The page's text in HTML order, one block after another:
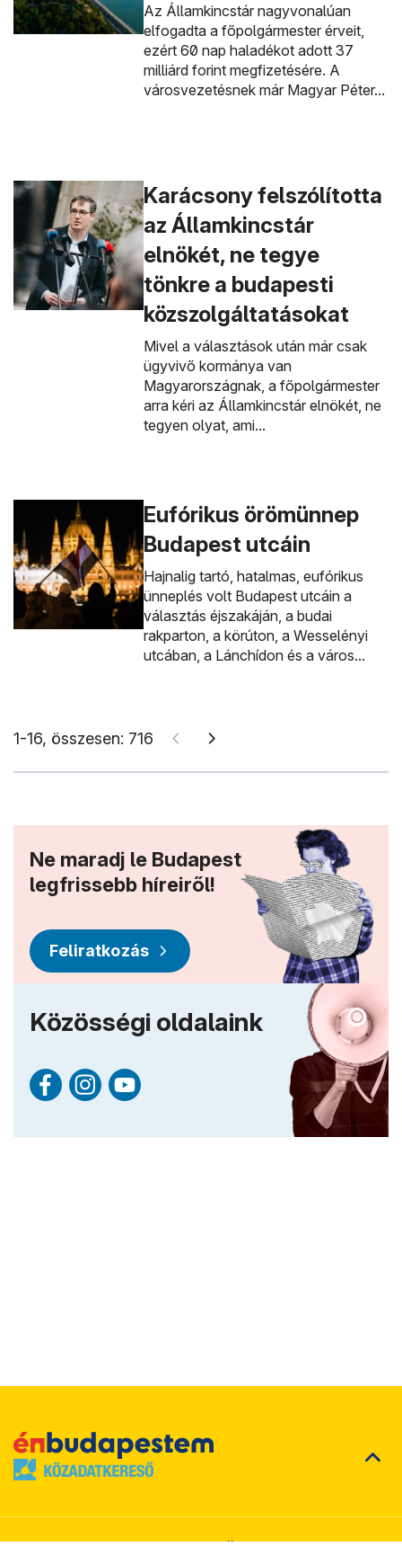
Az Államkincstár nagyvonalúan
elfogadta a főpolgármester érveit,
ezért 60 nap haladékot adott 37
milliárd forint megfizetésére. A
városvezetésnek már Magyar Péter...
Karácsony felszólította
az Államkincstár
elnökét, ne tegye
tönkre a budapesti
közszolgáltatásokat
Mivel a választások után már csak
ügyvivő kormánya van
Magyarországnak, a főpolgármester
arra kéri az Államkincstár elnökét, ne
tegyen olyat, ami...
Eufórikus örömünnep
Budapest utcáin
Hajnalig tartó, hatalmas, eufórikus
ünneplés volt Budapest utcáin a
választás éjszakáján, a budai
rakparton, a körúton, a Wesselényi
utcában, a Lánchídon és a város...
1-16, összesen: 716
Ne maradj le Budapest
legfrissebb híreiről!
Feliratkozás
Közösségi oldalaink